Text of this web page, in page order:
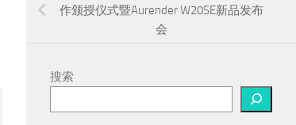
作颁授仪式暨Aurender W20SE新品发布
会
搜索